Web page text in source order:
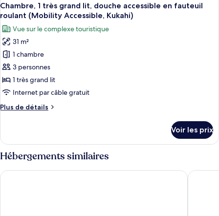
vue
établissement
(Mobility
Accessible,
Kukahi)
de
chambre
Chambre
Premium,
très
grand
lit,
établissement
(Mobility
Kukahi)
toutes
les
photos
pour
ce
type
de
chambre :
1
lit,
douche
accessible
en
5
Chambre, 1 très grand lit, douche accessible en fauteuil
roulant (Mobility Accessible, Kukahi)
Vue sur le complexe touristique
31 m²
1 chambre
3 personnes
1 très grand lit
Internet par câble gratuit
Plus de détails
Plus
le
type
de
Chambre,
Voir les prix
Hébergements similaires
Hyatt Regency Maui Resort & Spa Royal